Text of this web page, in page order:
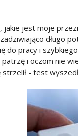
jakie jest moje
długo
do pracy i
i oczom nie
- test